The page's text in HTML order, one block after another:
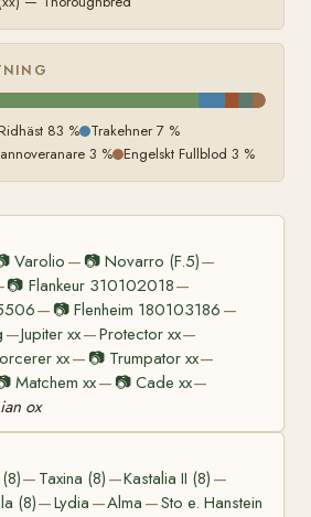
83 % Trakehner 7 %
3 % Engelskt Fullblod 3 %
Varolio — 📷 Novarro (F.5)—
📷 Flankeur 310102018—
— 📷Flenheim 180103186 —
—Jupiter xx—Protector xx—
xx— 📷 Trumpator xx—
Matchem xx— 📷 Cade xx—
ox
— Taxina (8) —Kastalia II (8) —
(8)—Lydia —Alma —Sto e. Hanstein